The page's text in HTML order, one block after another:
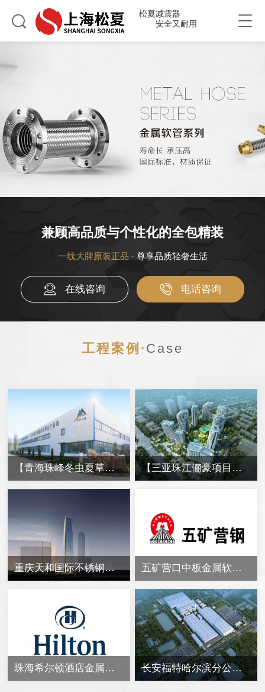
松夏减震器
安全又耐用
兼顾高品质与个性化的全包精装
一线大牌原装正品 · 尊享品质轻奢生活
在线咨询 电话咨询
工程案例· Case
【青海珠峰冬虫夏草工厂】金属软管信息 【三亚珠江俪豪项目】消防管线波纹补偿器信息
重庆天和国际不锈钢软管接头合同案例 五矿营口中板金属软管合同案例
珠海希尔顿酒店金属软管合同案例 长安福特哈尔滨分公司泵房管道备件不锈钢金属软管